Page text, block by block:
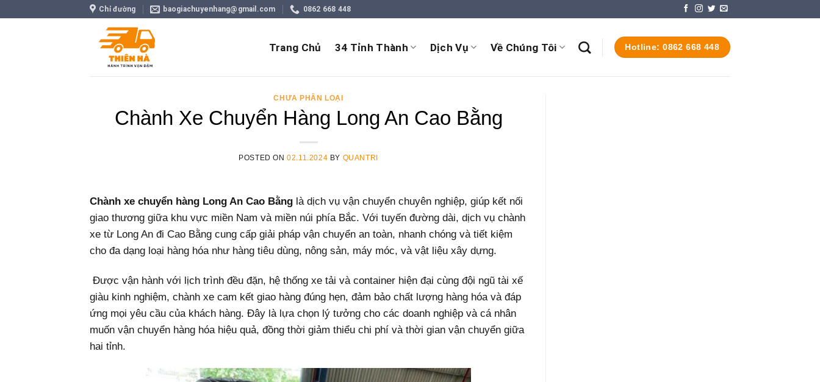
Chỉ đường baogiachuyenhang@gmail.com 0862 668 448
Trang Chủ 34 Tỉnh Thành Dịch Vụ Về Chúng Tôi Hotline: 0862 668 448
CHƯA PHÂN LOẠI
Chành Xe Chuyển Hàng Long An Cao Bằng
POSTED ON02.11.2024 BY QUANTRI
Chành xe chuyển hàng Long An Cao Bằng là dịch vụ vận chuyển chuyên nghiệp, giúp kết nối
giao thương giữa khu vực miền Nam và miền núi phía Bắc. Với tuyến đường dài, dịch vụ chành
xe từ Long An đi Cao Bằng cung cấp giải pháp vận chuyển an toàn, nhanh chóng và tiết kiệm
cho đa dạng loại hàng hóa như hàng tiêu dùng, nông sản, máy móc, và vật liệu xây dựng.
Được vận hành với lịch trình đều đặn, hệ thống xe tải và container hiện đại cùng đội ngũ tài xế
giàu kinh nghiệm, chành xe cam kết giao hàng đúng hẹn, đảm bảo chất lượng hàng hóa và đáp
ứng mọi yêu cầu của khách hàng. Đây là lựa chọn lý tưởng cho các doanh nghiệp và cá nhân
muốn vận chuyển hàng hóa hiệu quả, đồng thời giảm thiểu chi phí và thời gian vận chuyển giữa
hai tỉnh.